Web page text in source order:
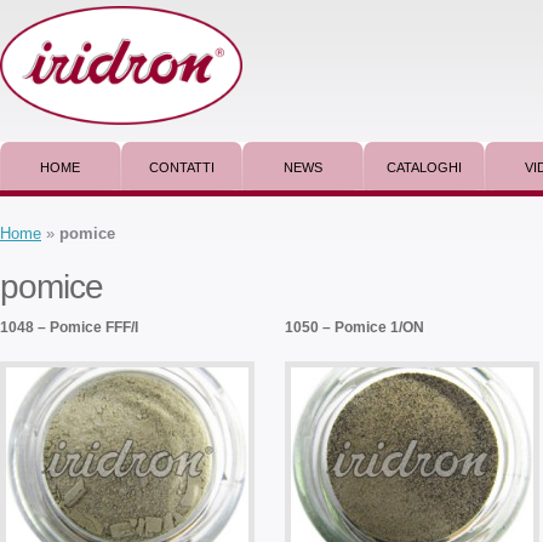
HOME CONTATTI NEWS CATALOGHI
Home » pomice
pomice
1048 – Pomice FFF/I 1050 – Pomice 1/ON